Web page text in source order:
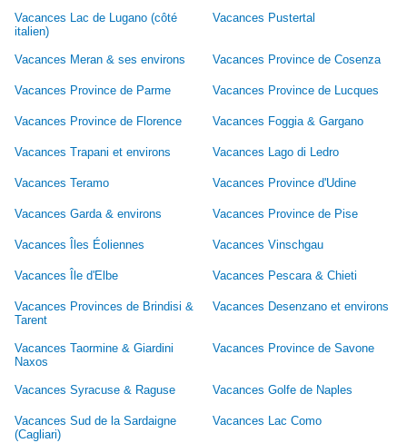
Vacances Lac de Lugano (côté
italien)
Vacances Pustertal
Vacances Meran & ses environs Vacances Province de Cosenza
Vacances Province de Parme Vacances Province de Lucques
Vacances Province de Florence Vacances Foggia & Gargano
Vacances Trapani et environs Vacances Lago di Ledro
Vacances Teramo Vacances Province d'Udine
Vacances Garda & environs Vacances Province de Pise
Vacances Îles Éoliennes Vacances Vinschgau
Vacances Île d'Elbe Vacances Pescara & Chieti
Vacances Provinces de Brindisi &
Tarent
Vacances Desenzano et environs
Vacances Taormine & Giardini
Naxos
Vacances Province de Savone
Vacances Syracuse & Raguse Vacances Golfe de Naples
Vacances Sud de la Sardaigne
(Cagliari)
Vacances Lac Como